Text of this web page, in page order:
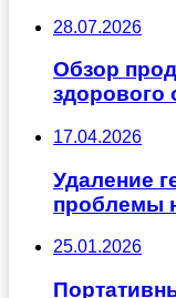
28.07.2026
Обзор
здорового
17.04.2026
Удаление
проблемы
25.01.2026